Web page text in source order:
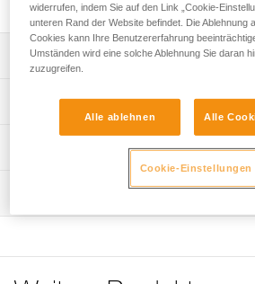
Leistungsverzeichnis
GUIDE und TRAC GUIDE LT.
Kompatibel mit den Seilrollen TRAC
und P023ACXX), TRAC GUIDE
GUIDE LT (P024DBXX).
Technische Spezifikationen
Zugrundeliegende Spezifikationen
Referenz : P023GB00
Technische Informationen
screw TRAC-TRAC PLUS-TRAC
Häufige Fragen
widerrufen, indem Sie auf den Link „Cookie-
unteren Rand der Website befindet. Die Ablehnung
Cookies kann Ihre Benutzererfahrung
Umständen wird eine solche Ablehnung Sie daran
zuzugreifen.
Alle ablehnen Alle
Cookie-Einstellungen